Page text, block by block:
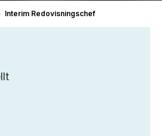
Interim Redovisningschef